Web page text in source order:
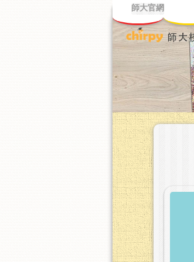
師大官網